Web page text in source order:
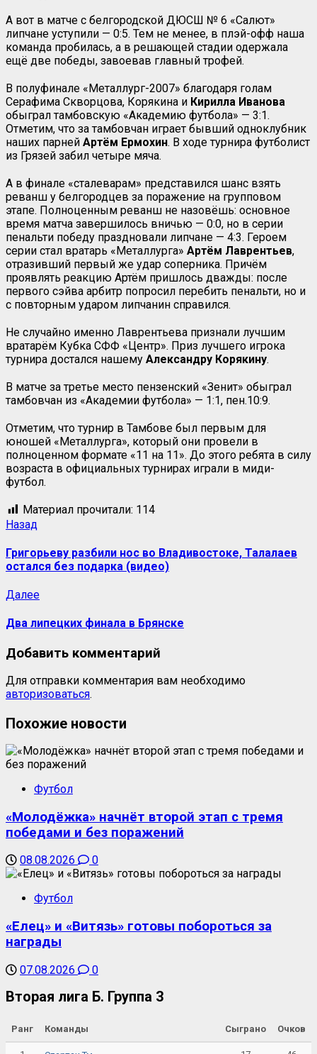
А вот в матче с белгородской ДЮСШ № 6 «Салют»
липчане уступили — 0:5. Тем не менее, в плэй-офф наша
команда пробилась, а в решающей стадии одержала
ещё две победы, завоевав главный трофей.
В полуфинале «Металлург-2007» благодаря голам
Серафима Скворцова, Корякина и Кирилла Иванова
обыграл тамбовскую «Академию футбола» — 3:1.
Отметим, что за тамбовчан играет бывший одноклубник
наших парней Артём Ермохин. В ходе турнира футболист
из Грязей забил четыре мяча.
А в финале «сталеварам» представился шанс взять
реванш у белгородцев за поражение на групповом
этапе. Полноценным реванш не назовёшь: основное
время матча завершилось вничью — 0:0, но в серии
пенальти победу праздновали липчане — 4:3. Героем
серии стал вратарь «Металлурга» Артём Лаврентьев,
отразивший первый же удар соперника. Причём
проявлять реакцию Артём пришлось дважды: после
первого сэйва арбитр попросил перебить пенальти, но и
с повторным ударом липчанин справился.
Не случайно именно Лаврентьева признали лучшим
вратарём Кубка СФФ «Центр». Приз лучшего игрока
турнира достался нашему Александру Корякину.
В матче за третье место пензенский «Зенит» обыграл
тамбовчан из «Академии футбола» — 1:1, пен.10:9.
Отметим, что турнир в Тамбове был первым для
юношей «Металлурга», который они провели в
полноценном формате «11 на 11». До этого ребята в силу
возраста в официальных турнирах играли в миди-
футбол.
Материал прочитали: 114
Назад
Григорьеву разбили нос во Владивостоке, Талалаев
остался без подарка (видео)
Далее
Два липецких финала в Брянске
Добавить комментарий
Для отправки комментария вам необходимо
авторизоваться.
Похожие новости
Футбол
«Молодёжка» начнёт второй этап с тремя
победами и без поражений
08.08.2026 0
Футбол
«Елец» и «Витязь» готовы побороться за
награды
07.08.2026 0
Вторая лига Б. Группа 3
Ранг Команды Сыграно Очков